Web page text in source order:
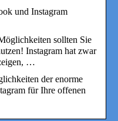
und Instagram
sollten Sie
Instagram hat zwar
…
der enorme
für Ihre offenen